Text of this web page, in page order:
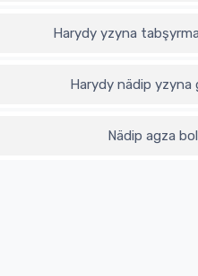
Harydy yzyna
Harydy nädip yzyna
Nädip agza